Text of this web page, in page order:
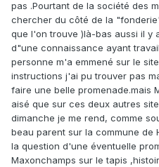
pas .Pourtant de la société des
chercher du côté de la
que l'on trouve )là-bas aussi il y
d"une connaissance ayant
personne m'a emmené sur le
instructions j'ai pu trouver pas
faire une belle promenade.mais
aisé que sur ces deux autres
dimanche je me rend, comme
beau parent sur la commune de
la question d'une éventuelle
Maxonchamps sur le tapis